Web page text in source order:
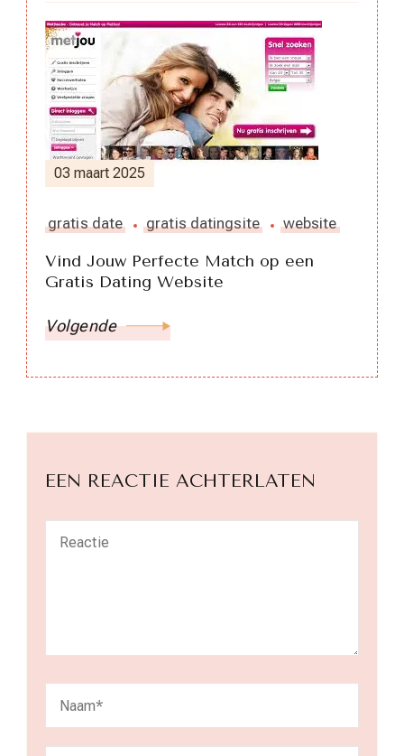
03 maart 2025
gratis date gratis datingsite website
Vind Jouw Perfecte Match op een
Gratis Dating Website
Volgende
EEN REACTIE ACHTERLATEN